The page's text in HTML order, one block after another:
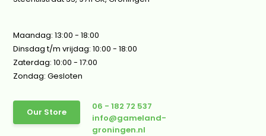
Maandag: 13:00 - 18:00
Dinsdag t/m vrijdag: 10:00 - 18:00
Zaterdag: 10:00 - 17:00
Zondag: Gesloten
Our Store
06 - 182 72 537
info@gameland-
groningen.nl